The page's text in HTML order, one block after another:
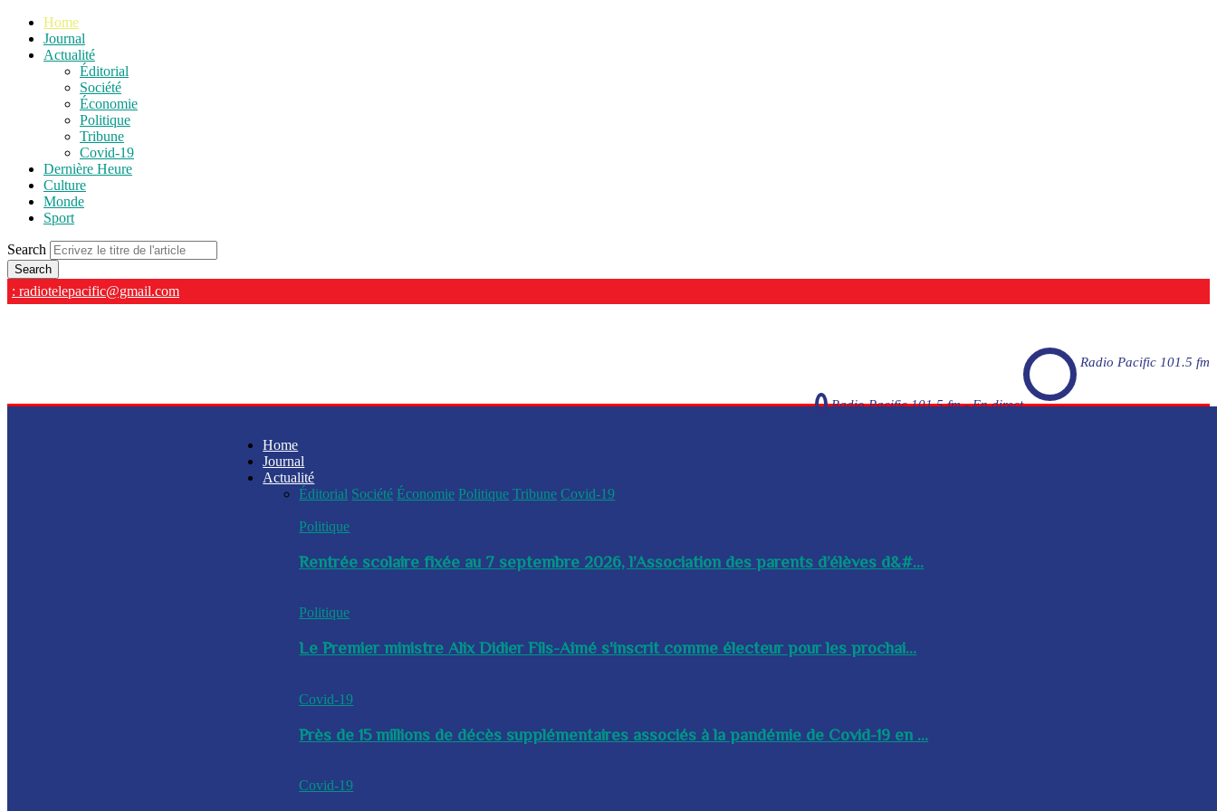
Home
Journal
Actualité
Éditorial
Société
Économie
Politique
Tribune
Covid-19
Dernière Heure
Culture
Monde
Sport
Search
: radiotelepacific@gmail.com
Radio Pacific 101.5 fm
Radio Pacific 101.5 fm - En direct
Home
Journal
Actualité
Éditorial Société Économie Politique Tribune Covid-19
Politique
Rentrée scolaire fixée au 7 septembre 2026, l’Association des parents d’élèves d&#...
Politique
Le Premier ministre Alix Didier Fils-Aimé s'inscrit comme électeur pour les prochai...
Covid-19
Près de 15 millions de décès supplémentaires associés à la pandémie de Covid-19 en ...
Covid-19